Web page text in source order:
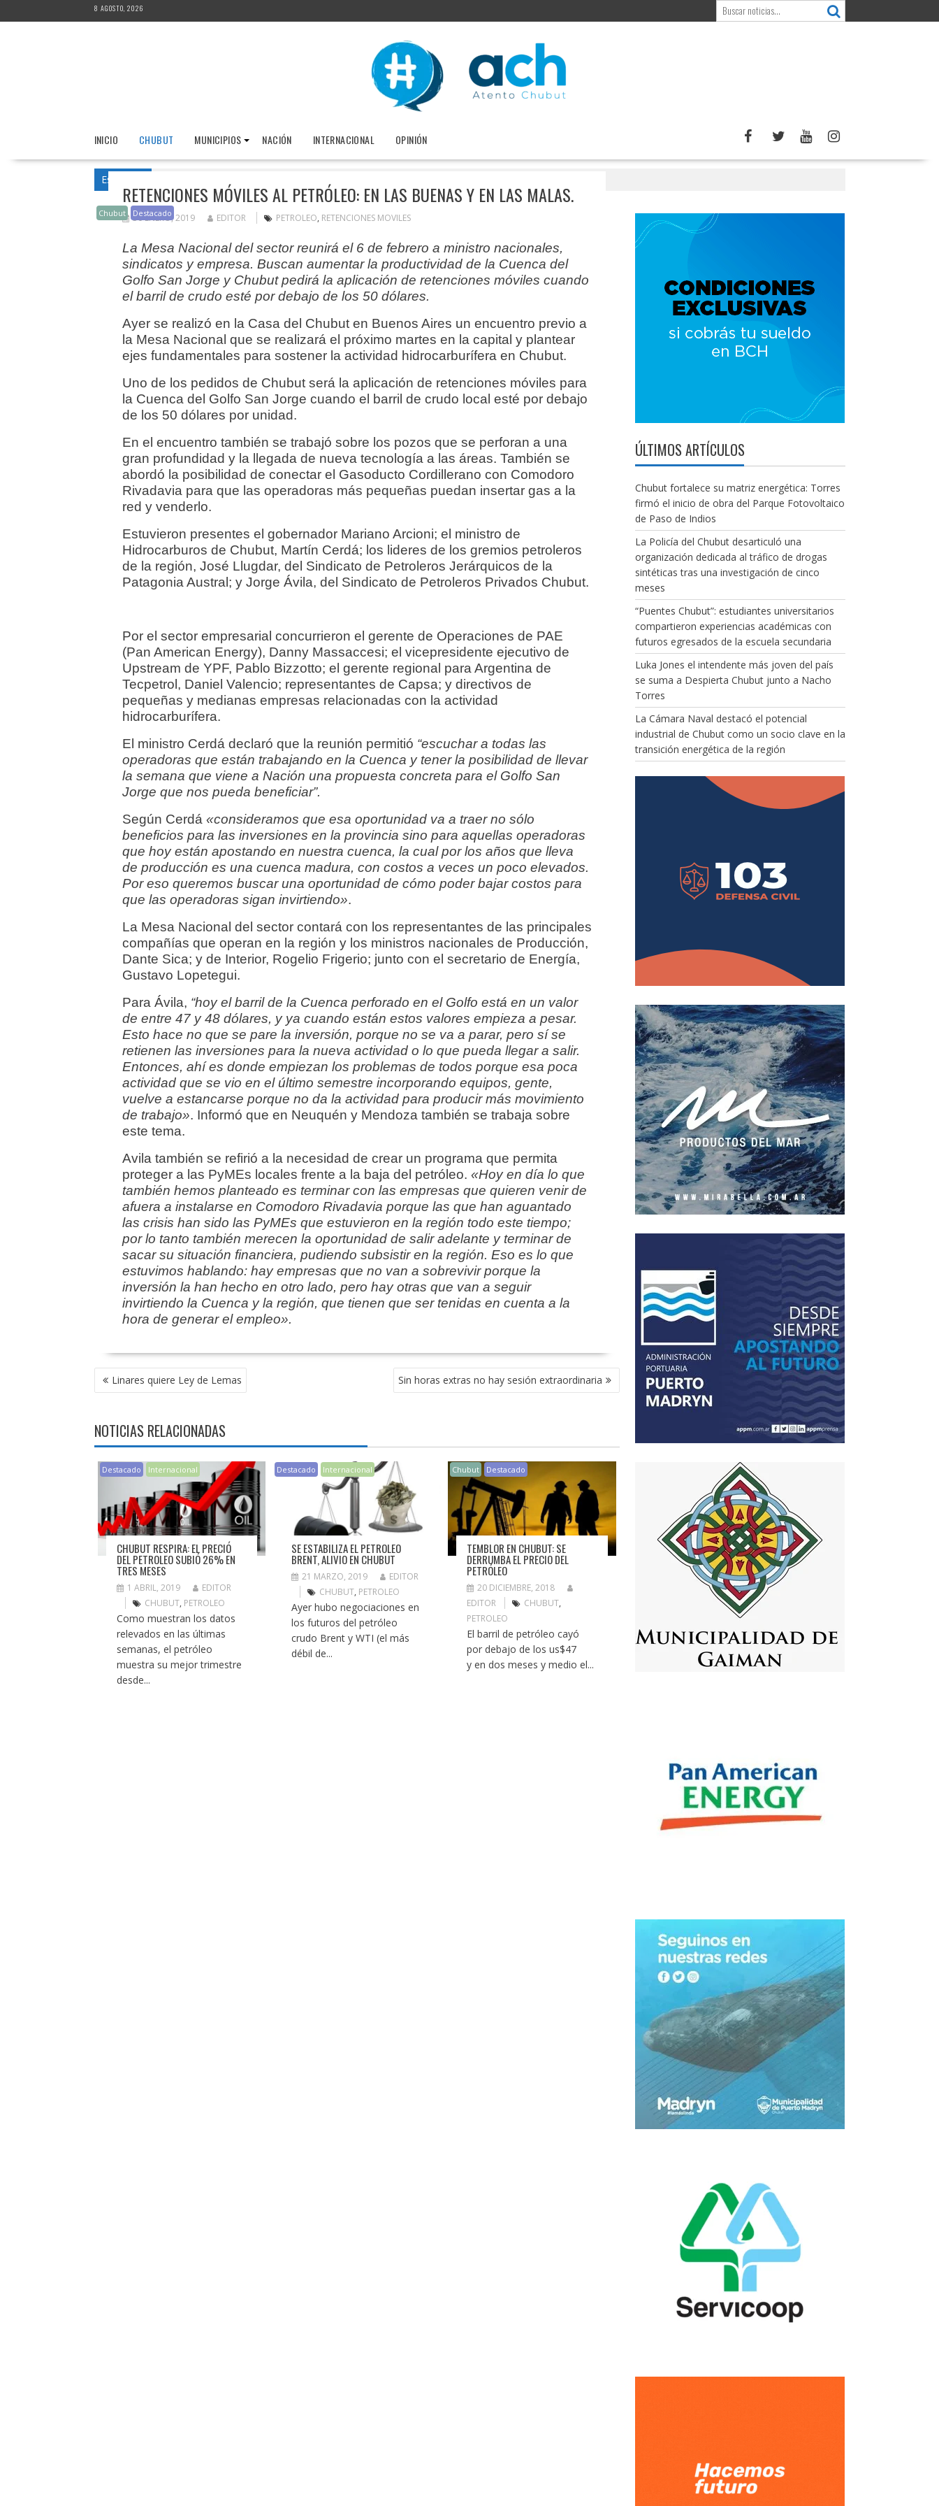
al
8 AGOSTO, 2026
INICIO CHUBUT MUNICIPIOS NACIÓN INTERNACIONAL OPINIÓN
Estás acá
Chubut Destacado
RETENCIONES MÓVILES AL PETRÓLEO: EN LAS BUENAS Y EN LAS MALAS.
30 ENERO, 2019 EDITOR PETROLEO, RETENCIONES MOVILES
La Mesa Nacional del sector reunirá el 6 de febrero a ministro nacionales,
sindicatos y empresa. Buscan aumentar la productividad de la Cuenca del
Golfo San Jorge y Chubut pedirá la aplicación de retenciones móviles cuando
el barril de crudo esté por debajo de los 50 dólares.
Ayer se realizó en la Casa del Chubut en Buenos Aires un encuentro previo a
la Mesa Nacional que se realizará el próximo martes en la capital y plantear
ejes fundamentales para sostener la actividad hidrocarburífera en Chubut.
Uno de los pedidos de Chubut será la aplicación de retenciones móviles para
la Cuenca del Golfo San Jorge cuando el barril de crudo local esté por debajo
de los 50 dólares por unidad.
En el encuentro también se trabajó sobre los pozos que se perforan a una
gran profundidad y la llegada de nueva tecnología a las áreas. También se
abordó la posibilidad de conectar el Gasoducto Cordillerano con Comodoro
Rivadavia para que las operadoras más pequeñas puedan insertar gas a la
red y venderlo.
Estuvieron presentes el gobernador Mariano Arcioni; el ministro de
Hidrocarburos de Chubut, Martín Cerdá; los lideres de los gremios petroleros
de la región, José Llugdar, del Sindicato de Petroleros Jerárquicos de la
Patagonia Austral; y Jorge Ávila, del Sindicato de Petroleros Privados Chubut.
Por el sector empresarial concurrieron el gerente de Operaciones de PAE
(Pan American Energy), Danny Massaccesi; el vicepresidente ejecutivo de
Upstream de YPF, Pablo Bizzotto; el gerente regional para Argentina de
Tecpetrol, Daniel Valencio; representantes de Capsa; y directivos de
pequeñas y medianas empresas relacionadas con la actividad
hidrocarburífera.
El ministro Cerdá declaró que la reunión permitió “escuchar a todas las
operadoras que están trabajando en la Cuenca y tener la posibilidad de llevar
la semana que viene a Nación una propuesta concreta para el Golfo San
Jorge que nos pueda beneficiar”.
Según Cerdá «consideramos que esa oportunidad va a traer no sólo
beneficios para las inversiones en la provincia sino para aquellas operadoras
que hoy están apostando en nuestra cuenca, la cual por los años que lleva
de producción es una cuenca madura, con costos a veces un poco elevados.
Por eso queremos buscar una oportunidad de cómo poder bajar costos para
que las operadoras sigan invirtiendo».
La Mesa Nacional del sector contará con los representantes de las principales
compañías que operan en la región y los ministros nacionales de Producción,
Dante Sica; y de Interior, Rogelio Frigerio; junto con el secretario de Energía,
Gustavo Lopetegui.
Para Ávila, “hoy el barril de la Cuenca perforado en el Golfo está en un valor
de entre 47 y 48 dólares, y ya cuando están estos valores empieza a pesar.
Esto hace no que se pare la inversión, porque no se va a parar, pero sí se
retienen las inversiones para la nueva actividad o lo que pueda llegar a salir.
Entonces, ahí es donde empiezan los problemas de todos porque esa poca
actividad que se vio en el último semestre incorporando equipos, gente,
vuelve a estancarse porque no da la actividad para producir más movimiento
de trabajo». Informó que en Neuquén y Mendoza también se trabaja sobre
este tema.
Avila también se refirió a la necesidad de crear un programa que permita
proteger a las PyMEs locales frente a la baja del petróleo. «Hoy en día lo que
también hemos planteado es terminar con las empresas que quieren venir de
afuera a instalarse en Comodoro Rivadavia porque las que han aguantado
las crisis han sido las PyMEs que estuvieron en la región todo este tiempo;
por lo tanto también merecen la oportunidad de salir adelante y terminar de
sacar su situación financiera, pudiendo subsistir en la región. Eso es lo que
estuvimos hablando: hay empresas que no van a sobrevivir porque la
inversión la han hecho en otro lado, pero hay otras que van a seguir
invirtiendo la Cuenca y la región, que tienen que ser tenidas en cuenta a la
hora de generar el empleo».
NAVEGACIÓN
DE Linares quiere Ley de Lemas Sin horas extras no hay sesión extraordinaria
NOTICIAS RELACIONADAS
Destacado Internacional
CHUBUT RESPIRA: EL PRECIÓ
DEL PETROLEO SUBIÓ 26% EN
TRES MESES
1 ABRIL, 2019
EDITOR
CHUBUT, PETROLEO
Como muestran los datos
relevados en las últimas
semanas, el petróleo
muestra su mejor trimestre
desde...
Destacado Internacional
SE ESTABILIZA EL PETROLEO
BRENT, ALIVIO EN CHUBUT
21 MARZO, 2019
EDITOR
CHUBUT, PETROLEO
Ayer hubo negociaciones en
los futuros del petróleo
crudo Brent y WTI (el más
débil de...
Chubut Destacado
TEMBLOR EN CHUBUT: SE
DERRUMBA EL PRECIO DEL
PETRÓLEO
20 DICIEMBRE, 2018
EDITOR
CHUBUT,
PETROLEO
El barril de petróleo cayó
por debajo de los us$47
y en dos meses y medio el...
ÚLTIMOS ARTÍCULOS
Chubut fortalece su matriz energética: Torres
firmó el inicio de obra del Parque Fotovoltaico
de Paso de Indios
La Policía del Chubut desarticuló una
organización dedicada al tráfico de drogas
sintéticas tras una investigación de cinco
meses
“Puentes Chubut”: estudiantes universitarios
compartieron experiencias académicas con
futuros egresados de la escuela secundaria
Luka Jones el intendente más joven del país
se suma a Despierta Chubut junto a Nacho
Torres
La Cámara Naval destacó el potencial
industrial de Chubut como un socio clave en la
transición energética de la región